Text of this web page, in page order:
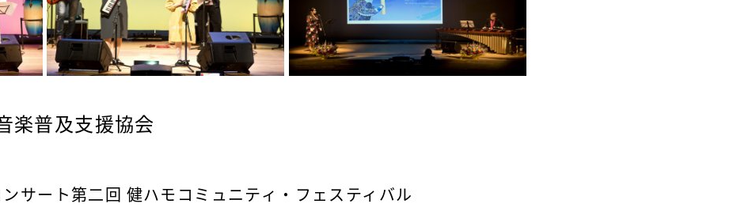
楽普及支援協会
ンサート第二回 健ハモコミュニティ・フェスティバル